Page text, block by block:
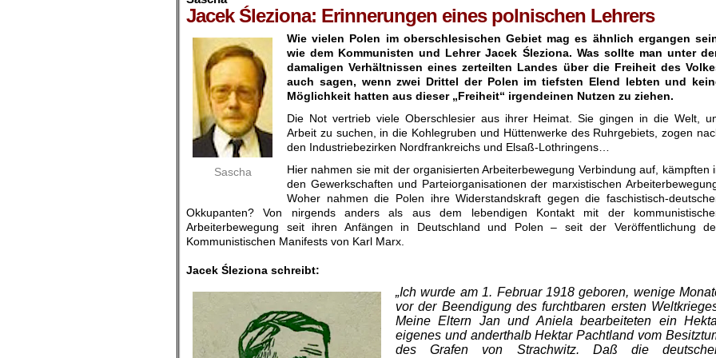
Jacek Śleziona: Erinnerungen eines polnischen Lehrers
Sascha
Wie vielen Polen im oberschlesischen Gebiet mag es ähnlich ergangen
wie dem Kommunisten und Lehrer Jacek Śleziona. Was sollte man unter
damaligen Verhältnissen eines zerteilten Landes über die Freiheit des
auch sagen, wenn zwei Drittel der Polen im tiefsten Elend lebten und
Möglichkeit hatten aus dieser „Freiheit“ irgendeinen Nutzen zu ziehen.
Die Not vertrieb viele Oberschlesier aus ihrer Heimat. Sie gingen in die Welt,
Arbeit zu suchen, in die Kohlegruben und Hüttenwerke des Ruhrgebiets, zogen
den Industriebezirken Nordfrankreichs und Elsaß-Lothringens…
Hier nahmen sie mit der organisierten Arbeiterbewegung Verbindung auf, kämpften
den Gewerkschaften und Parteiorganisationen der marxistischen
Woher nahmen die Polen ihre Widerstandskraft gegen die faschistisch-
Okkupanten? Von nirgends anders als aus dem lebendigen Kontakt mit der
Arbeiterbewegung seit ihren Anfängen in Deutschland und Polen – seit der Veröffentlichung
Kommunistischen Manifests von Karl Marx.
Jacek Śleziona schreibt:
„Ich wurde am 1. Februar 1918 ge­boren, wenige
vor der Beendigung des furchtbaren ersten
Meine Eltern Jan und Aniela bearbeiteten ein
eigenes und anderthalb Hektar Pachtland vom
des Grafen von Strachwitz. Daß die